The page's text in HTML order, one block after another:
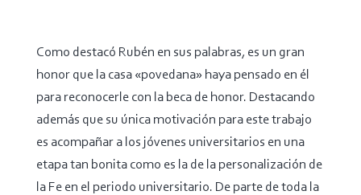
Como destacó Rubén en sus palabras, es un gran
honor que la casa «povedana» haya pensado en él
para reconocerle con la beca de honor. Destacando
además que su única motivación para este trabajo
es acompañar a los jóvenes universitarios en una
etapa tan bonita como es la de la personalización de
la Fe en el periodo universitario. De parte de toda la